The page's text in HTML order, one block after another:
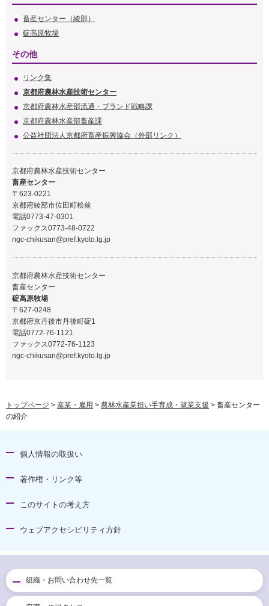
畜産センター（綾部）
碇高原牧場
その他
リンク集
京都府農林水産技術センター
京都府農林水産部流通・ブランド戦略課
京都府農林水産部畜産課
公益社団法人京都府畜産振興協会（外部リンク）
京都府農林水産技術センター
畜産センター
〒623-0221
京都府綾部市位田町桧前
電話0773-47-0301
ファックス0773-48-0722
ngc-chikusan@pref.kyoto.lg.jp
京都府農林水産技術センター
畜産センター
碇高原牧場
〒627-0248
京都府京丹後市丹後町碇1
電話0772-76-1121
ファックス0772-76-1123
ngc-chikusan@pref.kyoto.lg.jp
トップページ > 産業・雇用 > 農林水産業担い手育成・就業支援 > 畜産センター
の紹介
個人情報の取扱い
著作権・リンク等
このサイトの考え方
ウェブアクセシビリティ方針
組織・お問い合わせ先一覧